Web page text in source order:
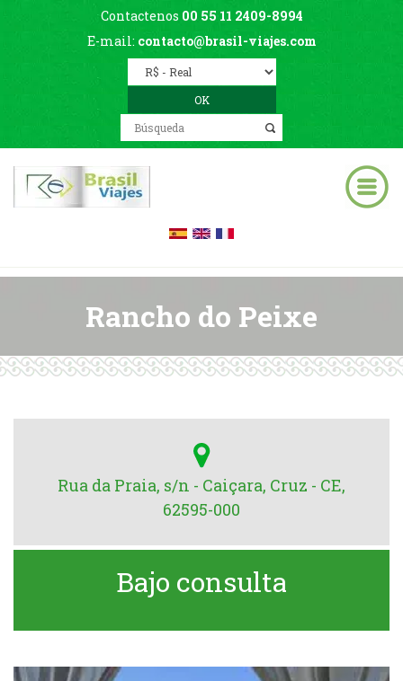
Contactenos 00 55 11 2409-8994
E-mail: contacto@brasil-viajes.com
Rancho do Peixe
Rua da Praia, s/n - Caiçara, Cruz - CE,
62595-000
Bajo consulta